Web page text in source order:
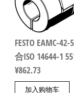
FESTO EAMC-
合ISO 14644-1
¥862.73
加入购物车